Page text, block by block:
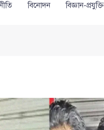
বিনোদন বিজ্ঞান-প্রযুক্তি